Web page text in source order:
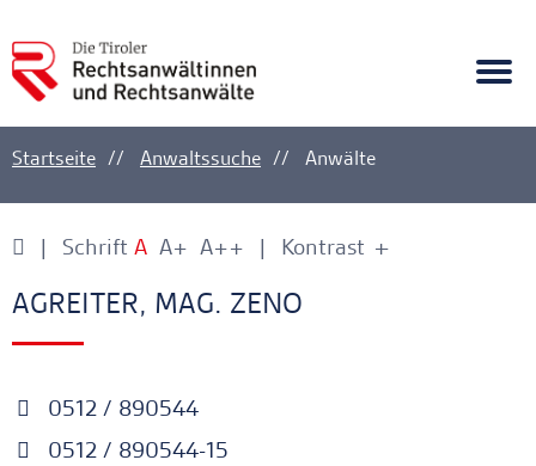
Ankerlink
Startseite Anwaltssuche Anwälte
Schrift A A+ A++ Kontrast +
-
Ankerlink
AGREITER, MAG. ZENO
0512 / 890544
0512 / 890544-15